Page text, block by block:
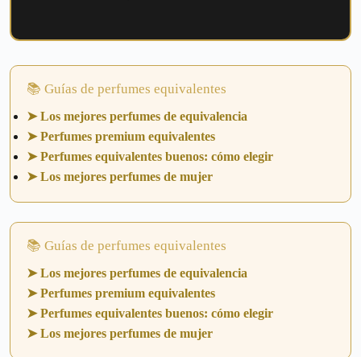
📚 Guías de perfumes equivalentes
➤ Los mejores perfumes de equivalencia
➤ Perfumes premium equivalentes
➤ Perfumes equivalentes buenos: cómo elegir
➤ Los mejores perfumes de mujer
📚 Guías de perfumes equivalentes
➤ Los mejores perfumes de equivalencia
➤ Perfumes premium equivalentes
➤ Perfumes equivalentes buenos: cómo elegir
➤ Los mejores perfumes de mujer